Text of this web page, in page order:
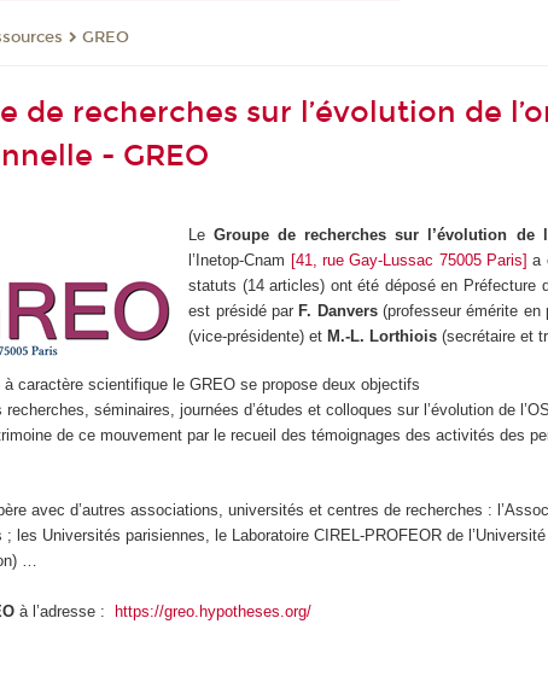
GREO
de recherches sur l’évolution de
- GREO
LeGroupe de recherches sur l’évolution de
l’Inetop-Cnam [41, rue Gay-Lussac 75005 Paris] a
statuts (14 articles) ont été déposé en Préfecture
est présidé parF. Danvers (professeur émérite en
(vice-présidente) et M.-L. Lorthiois(secrétaire et
caractère scientifique le GREO se propose deux objectifs
recherches, séminaires, journées d’études et colloques sur l’évolution de
de ce mouvement par le recueil des témoignages des activités des
avec d’autres associations, universités et centres de recherches :
; les Universités parisiennes, le Laboratoire CIREL-PROFEOR de
…
à l’adresse : https://greo.hypotheses.org/